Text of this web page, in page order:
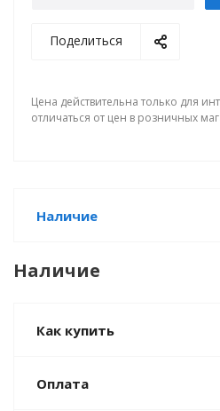
Поделиться
Цена действительна только для
отличаться от цен в розничных
Наличие
Наличие
Как купить
Оплата